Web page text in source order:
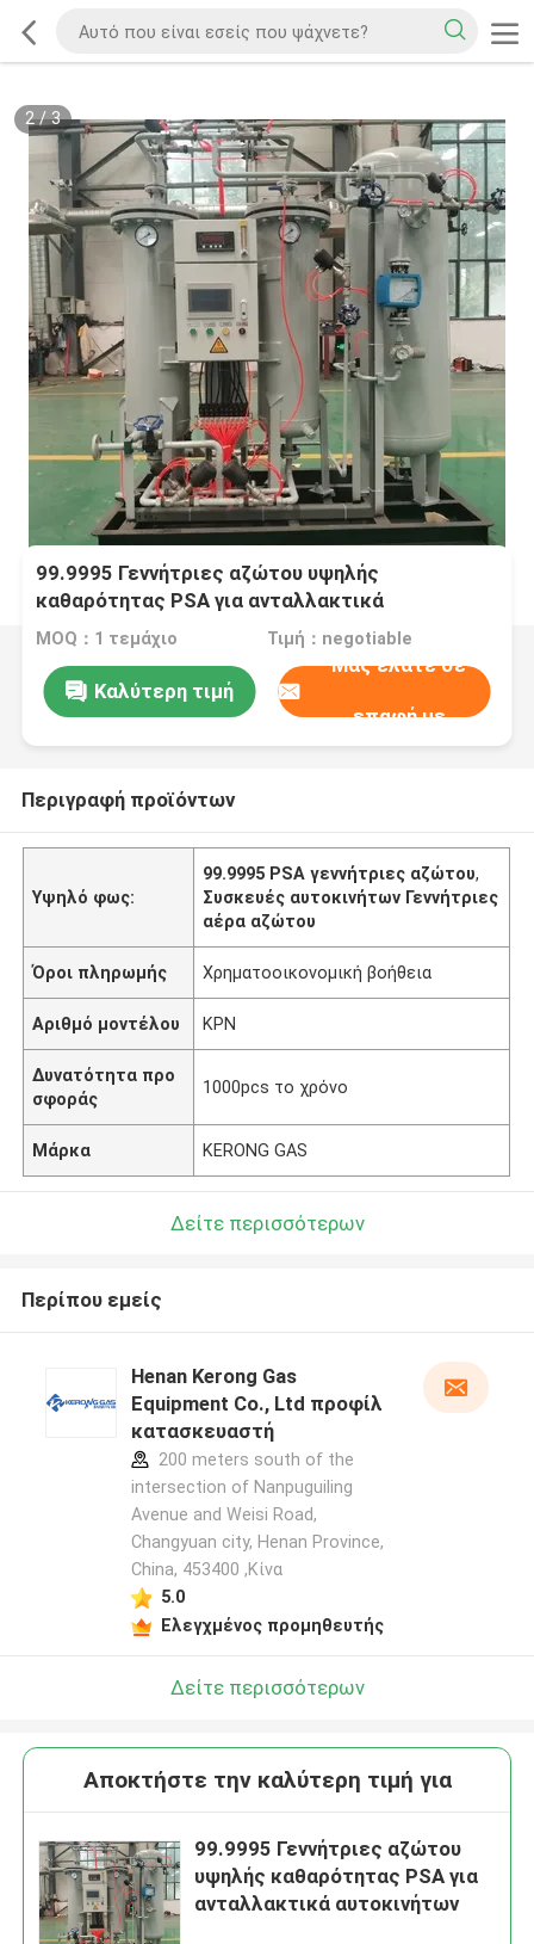
2/3
99.9995 Γεννήτριες αζώτου υψηλής
καθαρότητας PSA για ανταλλακτικά
αυτοκινήτων
MOQ：1 τεμάχιο Τιμή：negotiable
Καλύτερη τιμή
Μας ελάτε σε
επαφή με
Περιγραφή προϊόντων
Υψηλό φως:
99.9995 PSA γεννήτριες αζώτου,
Συσκευές αυτοκινήτων Γεννήτριες
αέρα αζώτου
Όροι πληρωμής Χρηματοοικονομική βοήθεια
Αριθμό μοντέλου ΚΡΝ
Δυνατότητα προ
σφοράς
1000pcs το χρόνο
Μάρκα KERONG GAS
Δείτε περισσότερων
Περίπου εμείς
Henan Kerong Gas
Equipment Co., Ltd προφίλ
κατασκευαστή
200 meters south of the
intersection of Nanpuguiling
Avenue and Weisi Road,
Changyuan city, Henan Province,
China, 453400 ,Κίνα
5.0
Ελεγχμένος προμηθευτής
Δείτε περισσότερων
Αποκτήστε την καλύτερη τιμή για
99.9995 Γεννήτριες αζώτου
υψηλής καθαρότητας PSA για
ανταλλακτικά αυτοκινήτων